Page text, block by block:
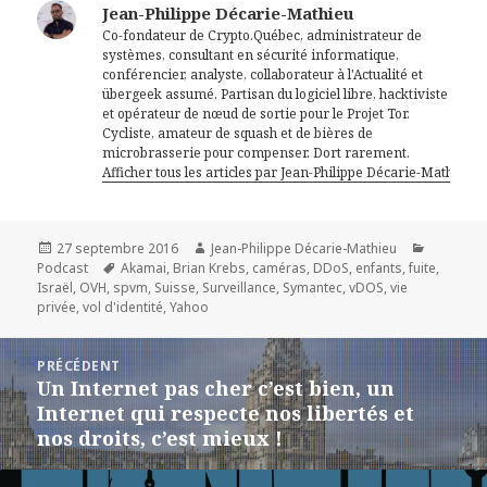
Jean-Philippe Décarie-Mathieu
Co-fondateur de Crypto.Québec, administrateur de
systèmes, consultant en sécurité informatique,
conférencier, analyste, collaborateur à l'Actualité et
übergeek assumé. Partisan du logiciel libre, hacktiviste
et opérateur de nœud de sortie pour le Projet Tor.
Cycliste, amateur de squash et de bières de
microbrasserie pour compenser. Dort rarement.
Afficher tous les articles par Jean-Philippe Décarie-Mathieu
Publié
le
27 septembre 2016 Auteur
Jean-Philippe Décarie-Mathieu
Podcast
Mots-
clés
Akamai, Brian Krebs, caméras, DDoS, enfants,fuite,
Israël, OVH, spvm, Suisse, Surveillance, Symantec,vDOS,vie
privée,vol d'identité,Yahoo
de
l’article
PRÉCÉDENT
Article
précédent :
Un Internet pas cher c’est bien, un
Internet qui respecte nos libertés et
nos droits, c’est mieux !